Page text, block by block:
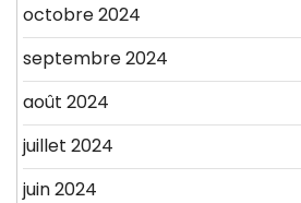
octobre 2024
septembre 2024
août 2024
juillet 2024
juin 2024